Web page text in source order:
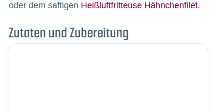
oder dem saftigen Heißluftfritteuse Hähnchenfilet.
Zutaten und Zubereitung